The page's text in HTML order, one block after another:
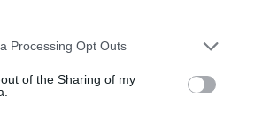
website/app uses one or more Google
visit or usage behaviour. You may click to
to Google and its third-party tags to
specified purposes in below Google
Processing Opt Outs
of the Sharing of my
ρακόρ ανέμης, αντάπτορας προσαρμογής
στην συσκευασία